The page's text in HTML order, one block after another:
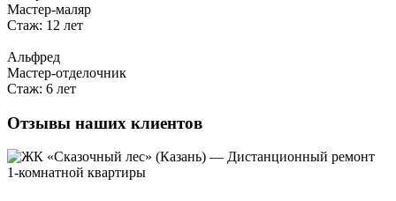
Мастер-маляр
Стаж: 12 лет
Альфред
Мастер-отделочник
Стаж: 6 лет
Отзывы наших клиентов